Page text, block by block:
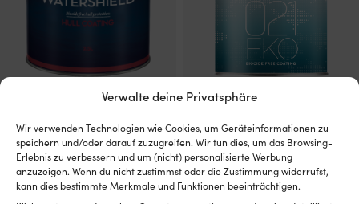
Verwalte deine Privatsphäre
Wir verwenden Technologien wie Cookies, um Geräteinformationen zu
speichern und/oder darauf zuzugreifen. Wir tun dies, um das Browsing-
Erlebnis zu verbessern und um (nicht) personalisierte Werbung
anzuzeigen. Wenn du nicht zustimmst oder die Zustimmung widerrufst,
kann dies bestimmte Merkmale und Funktionen beeinträchtigen.
weist
mehrere
Varianten
auf.
Die
Sperrschichtprimer / hartes
Watershield
37,62€ –119,99€Preisspanne:
37,62 €
bis
MwSt. inkl.
Dieses
weist
mehrere
Varianten
auf.
Die
Selbstpolierendes biozidfreies
38,54€–199,99€
bis
MwSt. inkl.